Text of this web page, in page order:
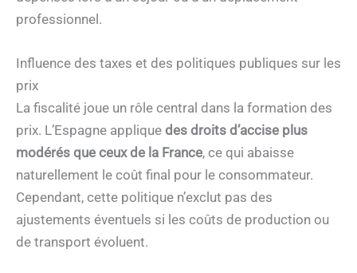
professionnel.
Influence des taxes et des politiques publiques sur les
prix
La fiscalité joue un rôle central dans la formation des
prix. L’Espagne applique des droits d’accise plus
modérés que ceux de la France, ce qui abaisse
naturellement le coût final pour le consommateur.
Cependant, cette politique n’exclut pas des
ajustements éventuels si les coûts de production ou
de transport évoluent.